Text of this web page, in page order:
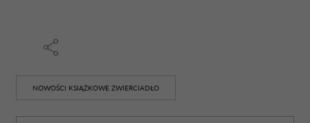
NOWOŚCI KSIĄŻKOWE ZWIERCIADŁO